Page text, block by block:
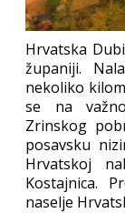
Hrvatska
županiji.
nekoliko
se na
Zrinskog
posavsku
Hrvatskoj
Kostajnica.
naselje